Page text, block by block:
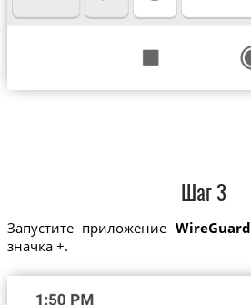
Шаг 3
Запустите приложениеWireGuard
значка +.